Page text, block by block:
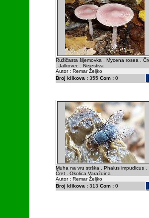
Ružičasta šljemovka . Mycena rosea .
. Jalkovec . Nejestiva .
Autor : Remar Željko
Broj klikova :355 Com :0
Muha na vru strška . Phalus impudicus .
Čret . Okolica Varaždina .
Autor : Remar Željko
Broj klikova :313 Com :0